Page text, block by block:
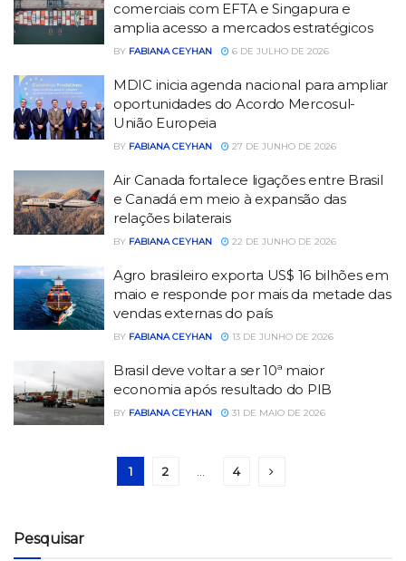
comerciais com EFTA e Singapura e
amplia acesso a mercados estratégicos
BY FABIANA CEYHAN 6 DE JULHO DE 2026
MDIC inicia agenda nacional para ampliar
oportunidades do Acordo Mercosul-
União Europeia
BY FABIANA CEYHAN 27 DE JUNHO DE 2026
Air Canada fortalece ligações entre Brasil
e Canadá em meio à expansão das
relações bilaterais
BY FABIANA CEYHAN 22 DE JUNHO DE 2026
Agro brasileiro exporta US$ 16 bilhões em
maio e responde por mais da metade das
vendas externas do país
BY FABIANA CEYHAN 13 DE JUNHO DE 2026
Brasil deve voltar a ser 10ª maior
economia após resultado do PIB
BY FABIANA CEYHAN 31 DE MAIO DE 2026
1 2 4
Pesquisar